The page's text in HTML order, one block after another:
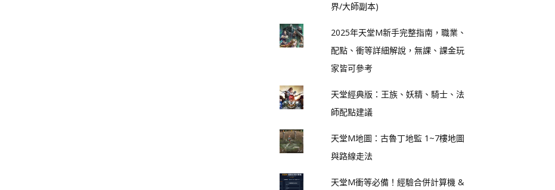
界/大師副本)
2025年天堂M新手完整指南，職業、
配點、衝等詳細解說，無課、課金玩
家皆可參考
天堂經典版：王族、妖精、騎士、法
師配點建議
天堂M地圖：古魯丁地監 1~7樓地圖
與路線走法
天堂M衝等必備！經驗合併計算機 &